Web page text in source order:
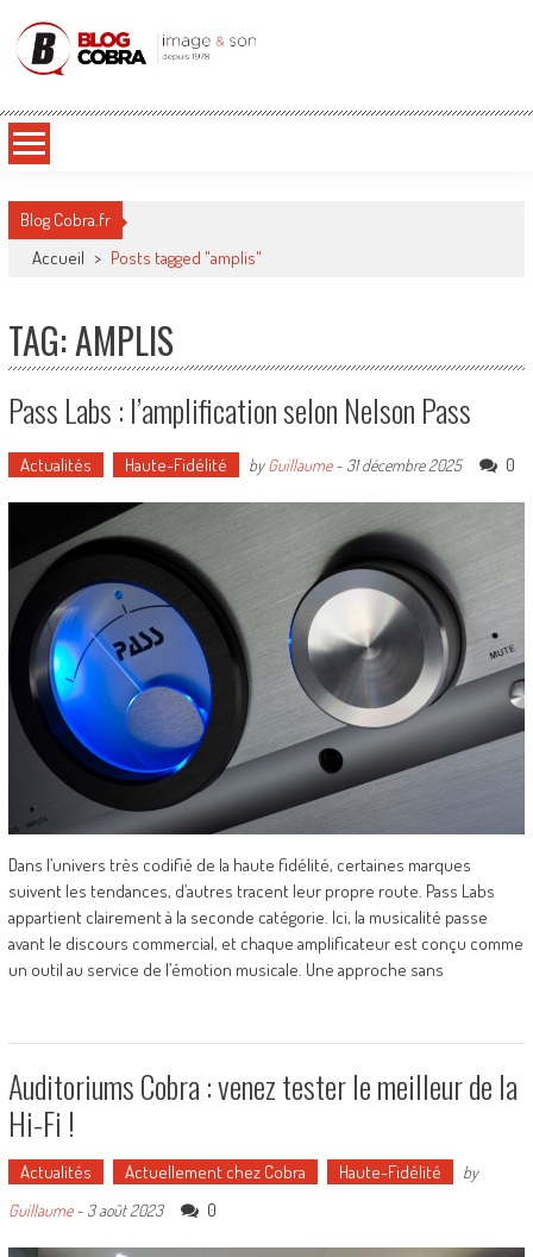
Blog Cobra
Blog Cobra.fr
Accueil > Posts tagged "amplis"
TAG: AMPLIS
Pass Labs : l’amplification selon Nelson Pass
Actualités Haute-Fidélité byGuillaume- 31 décembre 2025 0
Dans l’univers très codifié de la haute fidélité, certaines marques
suivent les tendances, d’autres tracent leur propre route. Pass Labs
appartient clairement à la seconde catégorie. Ici, la musicalité passe
avant le discours commercial, et chaque amplificateur est conçu comme
un outil au service de l’émotion musicale. Une approche sans
Auditoriums Cobra : venez tester le meilleur de la
Hi-Fi !
Actualités Actuellement chez Cobra Haute-Fidélité
by
Guillaume- 3 août 2023 0